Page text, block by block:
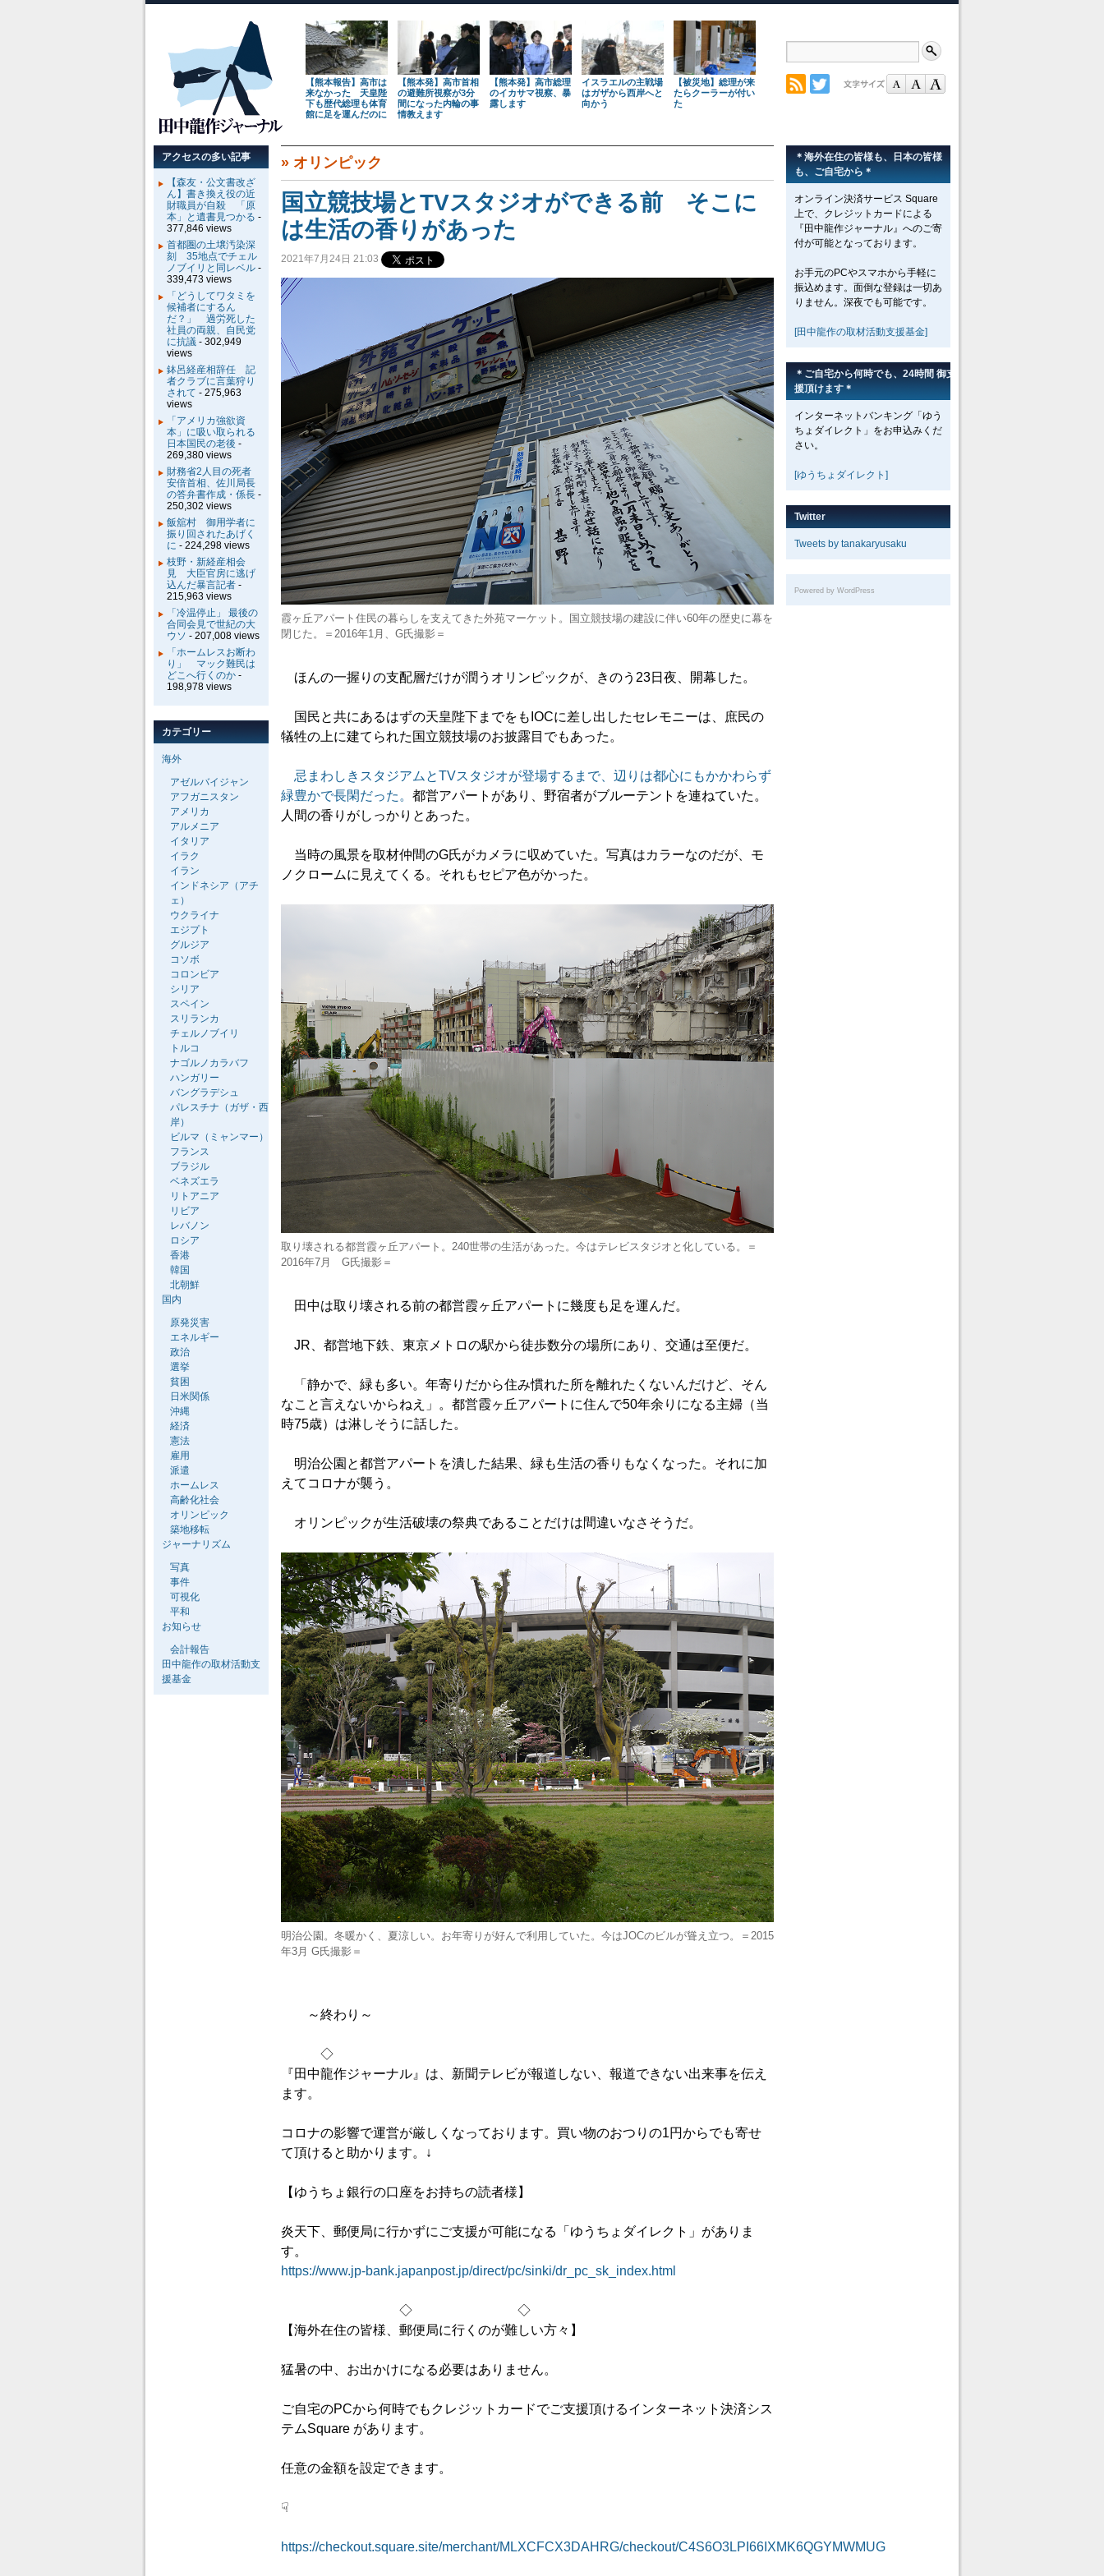
【熊本報告】高市は
来なかった 天皇陛
下も歴代総理も体育
館に足を運んだのに
【熊本発】高市首相
の避難所視察が3分
間になった内輪の事
情教えます
【熊本発】高市総理
のイカサマ視察、暴
露します
イスラエルの主戦場
はガザから西岸へと
向かう
【被災地】総理が来
たらクーラーが付い
た
» オリンピック
国立競技場とTVスタジオができる前 そこに
は生活の香りがあった
2021年7月24日 21:03
霞ヶ丘アパート住民の暮らしを支えてきた外苑マーケット。国立競技場の建設に伴い60年の歴史に幕を
閉じた。＝2016年1月、G氏撮影＝
ほんの一握りの支配層だけが潤うオリンピックが、きのう23日夜、開幕した。
国民と共にあるはずの天皇陛下までをもIOCに差し出したセレモニーは、庶民の
犠牲の上に建てられた国立競技場のお披露目でもあった。
忌まわしきスタジアムとTVスタジオが登場するまで、辺りは都心にもかかわらず
緑豊かで長閑だった。 都営アパートがあり、野宿者がブルーテントを連ねていた。
人間の香りがしっかりとあった。
当時の風景を取材仲間のG氏がカメラに収めていた。写真はカラーなのだが、モ
ノクロームに見えてくる。それもセピア色がかった。
取り壊される都営霞ヶ丘アパート。240世帯の生活があった。今はテレビスタジオと化している。＝
2016年7月 G氏撮影＝
田中は取り壊される前の都営霞ヶ丘アパートに幾度も足を運んだ。
JR、都営地下鉄、東京メトロの駅から徒歩数分の場所にあり、交通は至便だ。
「静かで、緑も多い。年寄りだから住み慣れた所を離れたくないんだけど、そん
なこと言えないからねえ」。都営霞ヶ丘アパートに住んで50年余りになる主婦（当
時75歳）は淋しそうに話した。
明治公園と都営アパートを潰した結果、緑も生活の香りもなくなった。それに加
えてコロナが襲う。
オリンピックが生活破壊の祭典であることだけは間違いなさそうだ。
明治公園。冬暖かく、夏涼しい。お年寄りが好んで利用していた。今はJOCのビルが聳え立つ。＝2015
年3月 G氏撮影＝
～終わり～
◇
『田中龍作ジャーナル』は、新聞テレビが報道しない、報道できない出来事を伝え
ます。
コロナの影響で運営が厳しくなっております。買い物のおつりの1円からでも寄せ
て頂けると助かります。↓
【ゆうちょ銀行の口座をお持ちの読者様】
炎天下、郵便局に行かずにご支援が可能になる「ゆうちょダイレクト」がありま
す。
https://www.jp-bank.japanpost.jp/direct/pc/sinki/dr_pc_sk_index.html
◇ ◇
【海外在住の皆様、郵便局に行くのが難しい方々】
猛暑の中、お出かけになる必要はありません。
ご自宅のPCから何時でもクレジットカードでご支援頂けるインターネット決済シス
テムSquare があります。
任意の金額を設定できます。
☟
https://checkout.square.site/merchant/MLXCFCX3DAHRG/checkout/C4S6O3LPI66IXMK6QGYMWMUG
＊海外在住の皆様も、日本の皆様
も、ご自宅から＊
オンライン決済サービス Square
上で、クレジットカードによる
『田中龍作ジャーナル』へのご寄
付が可能となっております。
お手元のPCやスマホから手軽に
振込めます。面倒な登録は一切あ
りません。深夜でも可能です。
[田中龍作の取材活動支援基金]
＊ご自宅から何時でも、24時間 御支
援頂けます＊
インターネットバンキング「ゆう
ちょダイレクト」をお申込みくだ
さい。
[ゆうちょダイレクト]
Twitter
Tweets by tanakaryusaku
Powered by WordPress
アクセスの多い記事
【森友・公文書改ざ
ん】書き換え役の近
財職員が自殺 「原
本」と遺書見つかる -
377,846 views
首都圏の土壌汚染深
刻 35地点でチェル
ノブイリと同レベル -
339,473 views
「どうしてワタミを
候補者にするん
だ？」 過労死した
社員の両親、自民党
に抗議 - 302,949
views
鉢呂経産相辞任 記
者クラブに言葉狩り
されて - 275,963
views
「アメリカ強欲資
本」に吸い取られる
日本国民の老後 -
269,380 views
財務省2人目の死者
安倍首相、佐川局長
の答弁書作成・係長 -
250,302 views
飯舘村 御用学者に
振り回されたあげく
に - 224,298 views
枝野・新経産相会
見 大臣官房に逃げ
込んだ暴言記者 -
215,963 views
「冷温停止」 最後の
合同会見で世紀の大
ウソ - 207,008 views
「ホームレスお断わ
り」 マック難民は
どこへ行くのか -
198,978 views
カテゴリー
海外
アゼルバイジャン
アフガニスタン
アメリカ
アルメニア
イタリア
イラク
イラン
インドネシア（アチ
ェ）
ウクライナ
エジプト
グルジア
コソボ
コロンビア
シリア
スペイン
スリランカ
チェルノブイリ
トルコ
ナゴルノカラバフ
ハンガリー
バングラデシュ
パレスチナ（ガザ・西
岸）
ビルマ（ミャンマー）
フランス
ブラジル
ベネズエラ
リトアニア
リビア
レバノン
ロシア
香港
韓国
北朝鮮
国内
原発災害
エネルギー
政治
選挙
貧困
日米関係
沖縄
経済
憲法
雇用
派遣
ホームレス
高齢化社会
オリンピック
築地移転
ジャーナリズム
写真
事件
可視化
平和
お知らせ
会計報告
田中龍作の取材活動支
援基金